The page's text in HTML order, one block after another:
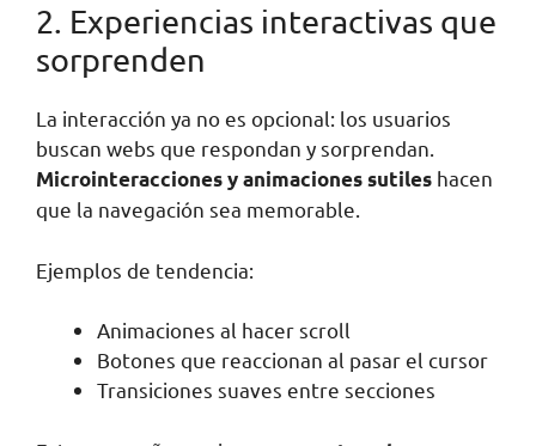
2. Experiencias interactivas que
sorprenden
La interacción ya no es opcional: los usuarios
buscan webs que respondan y sorprendan.
Microinteracciones y animaciones sutiles hacen
que la navegación sea memorable.
Ejemplos de tendencia:
Animaciones al hacer scroll
Botones que reaccionan al pasar el cursor
Transiciones suaves entre secciones